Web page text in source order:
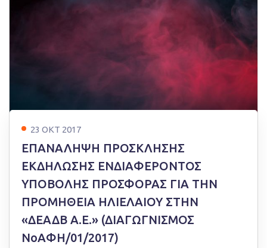
23 ΟΚΤ 2017
EΠΑΝΑΛΗΨΗ ΠΡΟΣΚΛΗΣΗΣ
ΕΚΔΗΛΩΣΗΣ ΕΝΔΙΑΦΕΡΟΝΤΟΣ
ΥΠΟΒΟΛΗΣ ΠΡΟΣΦΟΡΑΣ ΓΙΑ ΤΗΝ
ΠΡΟΜΗΘΕΙΑ ΗΛΙΕΛΑΙΟΥ ΣΤΗΝ
«ΔΕΑΔΒ Α.Ε.» (ΔΙΑΓΩΓΝΙΣΜΟΣ
ΝοΑΦΗ/01/2017)